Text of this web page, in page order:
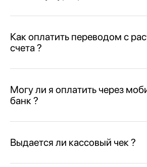
Как оплатить переводом с
счета ?
Могу ли я оплатить через
банк ?
Выдается ли кассовый чек ?